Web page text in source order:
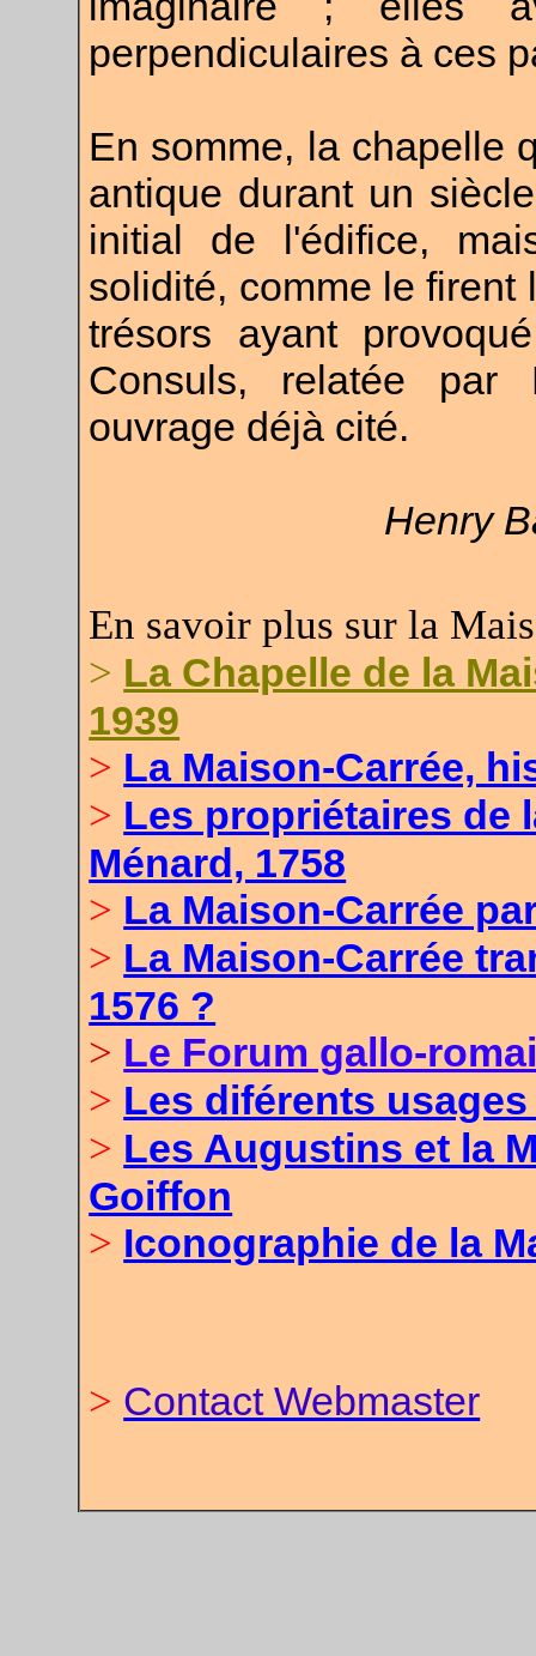
perpendiculaires à ces
En somme, la chapelle
antique durant un
initial de l'édifice,
solidité, comme le firent
trésors ayant
Consuls, relatée par
ouvrage déjà cité.
Henry
En savoir plus sur la
> La Chapelle de la
1939
> La Maison-Carrée,
> Les propriétaires de
Ménard, 1758
> La Maison-Carrée
> La Maison-Carrée
1576 ?
> Le Forum gallo-
> Les diférents
> Les Augustins et la
Goiffon
> Iconographie de la
> Contact Webmaster